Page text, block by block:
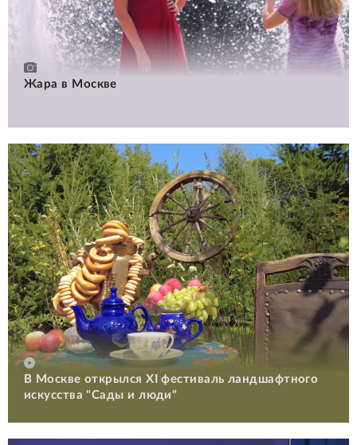
Жара в Москве
В Москве открылся XI фестиваль ландшафтного
искусства "Сады и люди"